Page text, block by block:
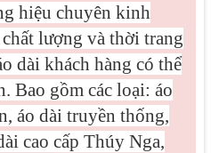
hiệu chuyên kinh
lượng và thời trang
dài khách hàng có thể
Bao gồm các loại: áo
áo dài truyền thống,
cao cấp Thúy Nga,